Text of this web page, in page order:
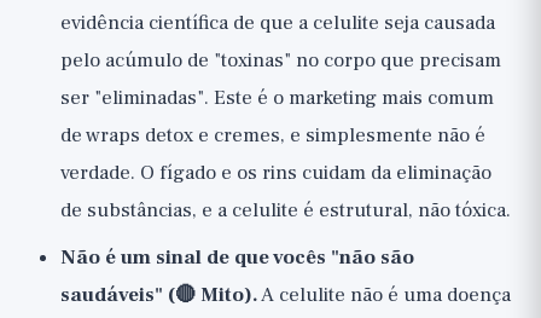
evidência científica de que a celulite seja causada
pelo acúmulo de "toxinas" no corpo que precisam
ser "eliminadas". Este é o marketing mais comum
de wraps detox e cremes, e simplesmente não é
verdade. O fígado e os rins cuidam da eliminação
de substâncias, e a celulite é estrutural, não tóxica.
Não é um sinal de que vocês "não são
saudáveis" (🔴 Mito).A celulite não é uma doença